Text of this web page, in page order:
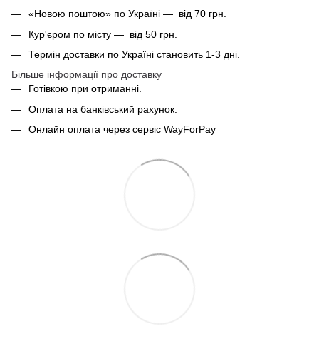
«Новою поштою» по Україні — від 70 грн.
Кур'єром по місту — від 50 грн.
Термін доставки по Україні становить 1-3 дні.
Більше інформації про доставку
Готівкою при отриманні.
Оплата на банківський рахунок.
Онлайн оплата через сервіс WayForPay